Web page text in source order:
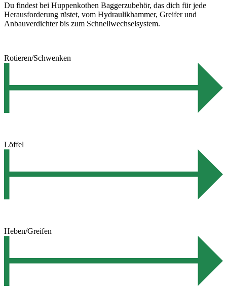
Du findest bei Huppenkothen Baggerzubehör, das dich für jede
Herausforderung rüstet, vom Hydraulikhammer, Greifer und
Anbauverdichter bis zum Schnellwechselsystem.
Rotieren/Schwenken
Löffel
Heben/Greifen